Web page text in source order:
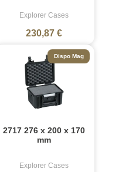
Explorer Cases
230,87 €
2717 276 x 200 x 170
mm
Explorer Cases
Dispo Mag